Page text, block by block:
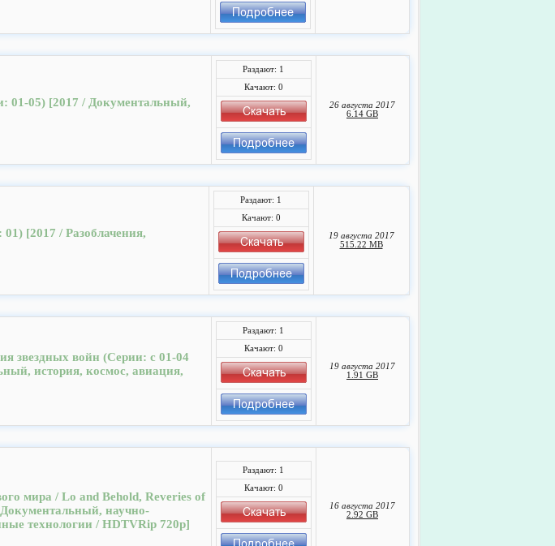
01-05) [2017 / Документальный,
Раздают: 1
Качают: 0
26 августа 2017
6.14 GB
[2017 / Разоблачения,
Раздают: 1
Качают: 0
19 августа 2017
515.22 MB
звездных войн (Cерии: с 01-04
история, космос, авиация,
Раздают: 1
Качают: 0
19 августа 2017
1.91 GB
мира / Lo and Behold, Reveries of
научно-
технологии / HDTVRip 720p]
Раздают: 1
Качают: 0
16 августа 2017
2.92 GB